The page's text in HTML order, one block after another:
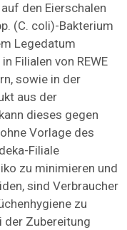
den Eierschalen
(C. coli)-Bakterium
Legedatum
Filialen von REWE
sowie in der
aus der
dieses gegen
Vorlage des
Filiale
zu minimieren und
sind Verbraucher
zu
der Zubereitung